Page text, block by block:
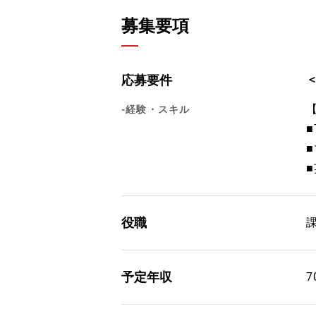
募集要項
応募要件
-経験・スキル
■
■
役職
予定年収